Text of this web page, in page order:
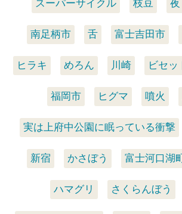
スーパーサイクル 枝豆 夜
南足柄市 舌 富士吉田市
ヒラキ めろん 川崎 ビセッ
福岡市 ヒグマ 噴火
実は上府中公園に眠っている衝撃
新宿 かさぼう 富士河口湖
ハマグリ さくらんぼう